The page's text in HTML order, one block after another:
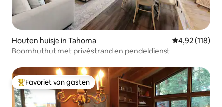
Houten huisje in Tahoma Gemiddelde
4,92 (118)
Boomhuthut met privéstrand en pendeldienst
Topfavoriet van gasten
Favoriet van gasten